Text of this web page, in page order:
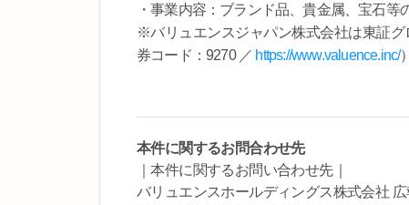
・事業内容：ブランド品、貴金属、宝石等
※バリュエンスジャパン株式会社は東証
券コード：9270 ／ https://www.valuence.inc/
本件に関するお問合わせ先
｜本件に関するお問い合わせ先｜
バリュエンスホールディングス株式会社 広